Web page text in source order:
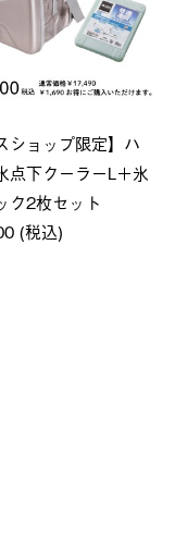
ショップ限定】ハ
点下クーラーL＋氷
ク2枚セット
(税込)